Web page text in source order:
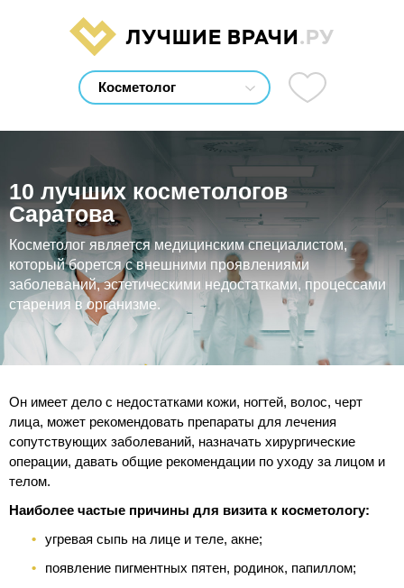
ЛУЧШИЕ ВРАЧИ.РУ
10 лучших косметологов
Саратова
Косметолог является медицинским специалистом,
который борется с внешними проявлениями
заболеваний, эстетическими недостатками, процессами
старения в организме.
Он имеет дело с недостатками кожи, ногтей, волос, черт
лица, может рекомендовать препараты для лечения
сопутствующих заболеваний, назначать хирургические
операции, давать общие рекомендации по уходу за лицом и
телом.
Наиболее частые причины для визита к косметологу:
угревая сыпь на лице и теле, акне;
появление пигментных пятен, родинок, папиллом;